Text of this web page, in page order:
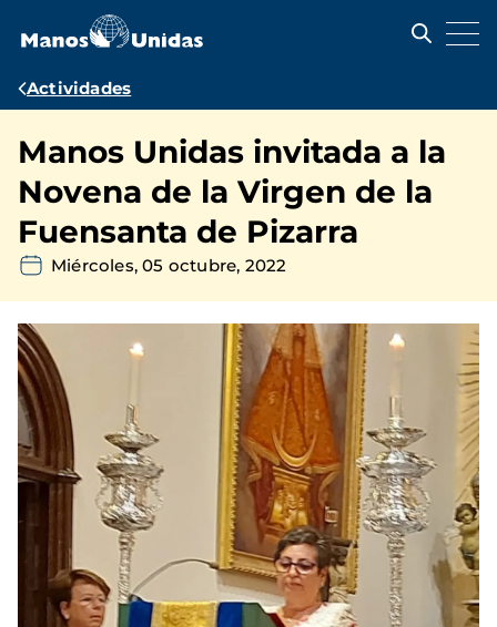
contenido
Ruta
navegación
Actividades
Manos Unidas invitada a la
Novena de la Virgen de la
Fuensanta de Pizarra
Miércoles, 05 octubre, 2022